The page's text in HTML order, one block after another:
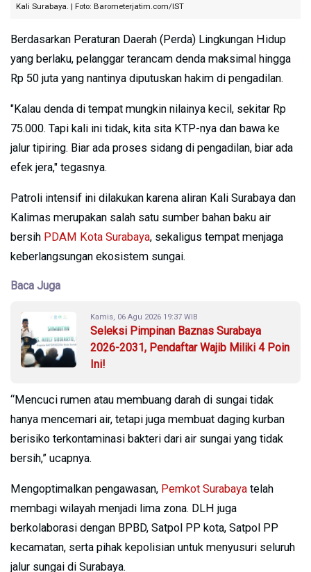
Kali Surabaya. | Foto: Barometerjatim.com/IST
Berdasarkan Peraturan Daerah (Perda) Lingkungan Hidup
yang berlaku, pelanggar terancam denda maksimal hingga
Rp 50 juta yang nantinya diputuskan hakim di pengadilan.
"Kalau denda di tempat mungkin nilainya kecil, sekitar Rp
75.000. Tapi kali ini tidak, kita sita KTP-nya dan bawa ke
jalur tipiring. Biar ada proses sidang di pengadilan, biar ada
efek jera," tegasnya.
Patroli intensif ini dilakukan karena aliran Kali Surabaya dan
Kalimas merupakan salah satu sumber bahan baku air
bersih PDAM Kota Surabaya, sekaligus tempat menjaga
keberlangsungan ekosistem sungai.
Baca Juga
Kamis, 06 Agu 2026 19:37 WIB
Seleksi Pimpinan Baznas Surabaya
2026-2031, Pendaftar Wajib Miliki 4 Poin
Ini!
“Mencuci rumen atau membuang darah di sungai tidak
hanya mencemari air, tetapi juga membuat daging kurban
berisiko terkontaminasi bakteri dari air sungai yang tidak
bersih,” ucapnya.
Mengoptimalkan pengawasan, Pemkot Surabaya telah
membagi wilayah menjadi lima zona. DLH juga
berkolaborasi dengan BPBD, Satpol PP kota, Satpol PP
kecamatan, serta pihak kepolisian untuk menyusuri seluruh
jalur sungai di Surabaya.